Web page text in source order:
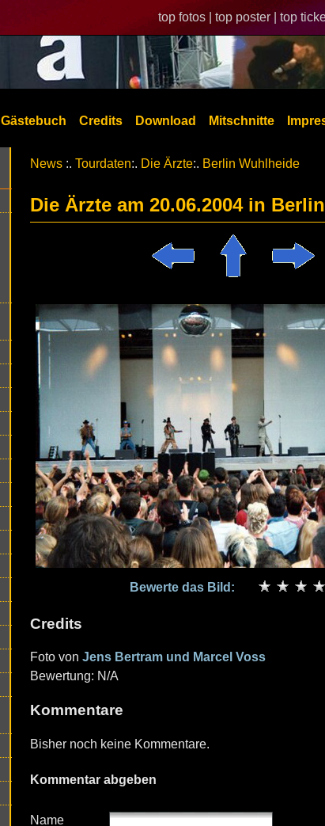
top fotos | top poster | top
Gästebuch Credits Download Mitschnitte
News :. Tourdaten:. Die Ärzte:. Berlin Wuhlheide
Die Ärzte am 20.06.2004 in Berlin
Bewerte das Bild:
Credits
Foto von Jens Bertram und Marcel Voss
Bewertung: N/A
Kommentare
Bisher noch keine Kommentare.
Kommentar abgeben
Name